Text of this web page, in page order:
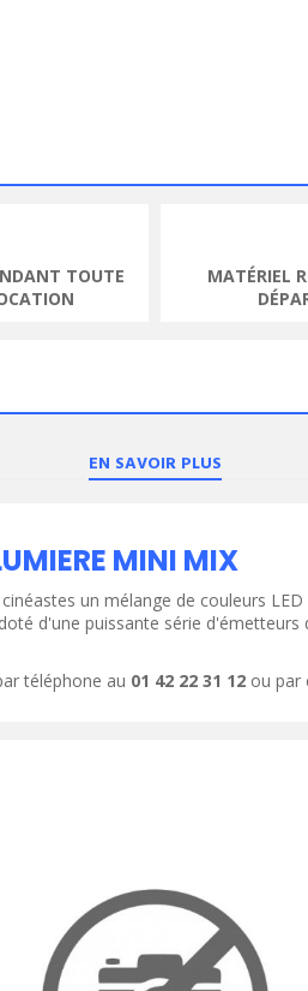
TOUTE
MATÉRIEL
EN SAVOIR PLUS
MINI MIX
un mélange de couleurs
d'une puissante série
téléphone au 01 42 22 31 12 ou par